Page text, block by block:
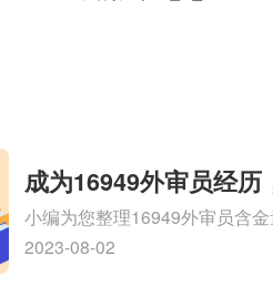
成为16949外审员经历
小编为您整理16949外审员含
审员、我也想16949外审员，
2023-08-02